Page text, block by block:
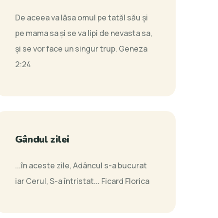
De aceea va lăsa omul pe tatăl său şi
pe mama sa şi se va lipi de nevasta sa,
şi se vor face un singur trup. Geneza
2:24
Gândul zilei
...în aceste zile, Adâncul s-a bucurat
iar Cerul, S-a întristat... Ficard Florica